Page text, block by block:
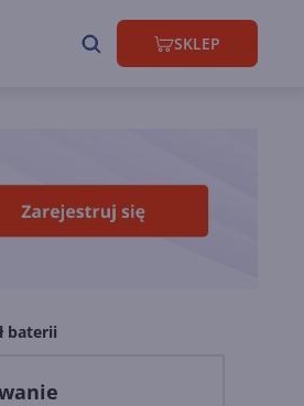
SKLEP
baterii